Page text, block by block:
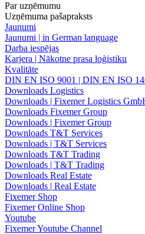
Par uzņēmumu
Uzņēmuma pašapraksts
Jaunumi
Jaunumi | in German language
Darba iespējas
Karjera | Nākotne prasa loģistiku
Kvalitāte
DIN EN ISO 9001 | DIN EN ISO
Downloads Logistics
Downloads | Fixemer Logistics
Downloads Fixemer Group
Downloads | Fixemer Group
Downloads T&T Services
Downloads | T&T Services
Downloads T&T Trading
Downloads | T&T Trading
Downloads Real Estate
Downloads | Real Estate
Fixemer Shop
Fixemer Online Shop
Youtube
Fixemer Youtube Channel